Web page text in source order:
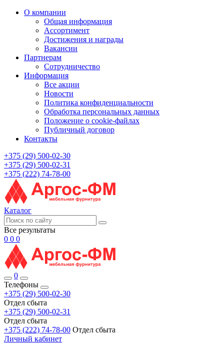
О компании
Общая информация
Ассортимент
Достижения и награды
Вакансии
Партнерам
Сотрудничество
Информация
Все акции
Новости
Политика конфиденциальности
Обработка персональных данных
Положение о cookie-файлах
Публичный договор
Контакты
+375 (29) 500-02-30
+375 (29) 500-02-31
+375 (222) 74-78-00
Каталог
Все результаты
0 0 0
0
Телефоны
+375 (29) 500-02-30
Отдел сбыта
+375 (29) 500-02-31
Отдел сбыта
+375 (222) 74-78-00 Отдел сбыта
Личный кабинет